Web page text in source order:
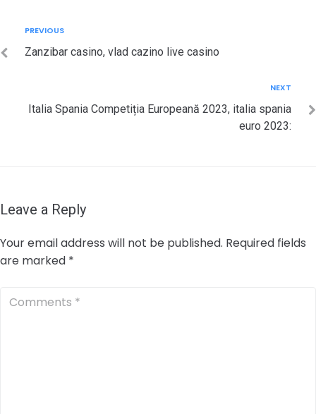
navigation
Previous
PREVIOUS
Zanzibar casino, vlad cazino live casino
NEXT
Italia Spania Competiția Europeană 2023, italia spania
euro 2023:
Leave a Reply
Your email address will not be published. Required fields
are marked *